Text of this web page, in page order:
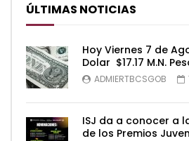
ÚLTIMAS NOTICIAS
Hoy Viernes 7 de
Dolar $17.17 M.N.
ADMIERTBCSGOB
ISJ da a conocer a
de los Premios